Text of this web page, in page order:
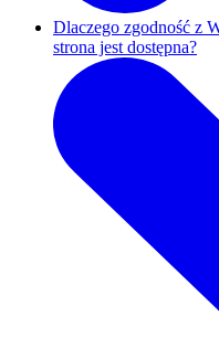
Dlaczego zgodność z
strona jest dostępna?